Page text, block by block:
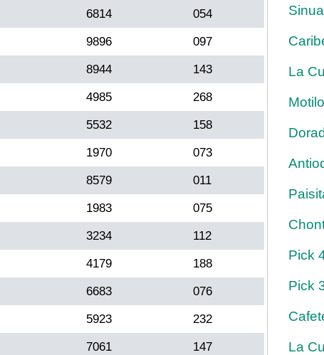
6814 054
9896 097
8944 143
4985 268
5532 158
1970 073
8579 011
1983 075
3234 112
4179 188
6683 076
5923 232
7061 147
La
Pick
Pick
La